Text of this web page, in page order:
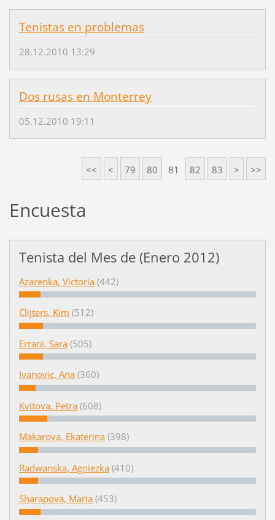
Tenistas en problemas
28.12.2010 13:29
Dos rusas en Monterrey
05.12.2010 19:11
<< < 79 80 81 82 83 > >>
Encuesta
Tenista del Mes de (Enero 2012)
Azarenka, Victoria (442)
Clijters, Kim (512)
Errani, Sara (505)
Ivanovic, Ana (360)
Kvitova, Petra (608)
Makarova, Ekaterina (398)
Radwanska, Agniezka (410)
Sharapova, Maria (453)